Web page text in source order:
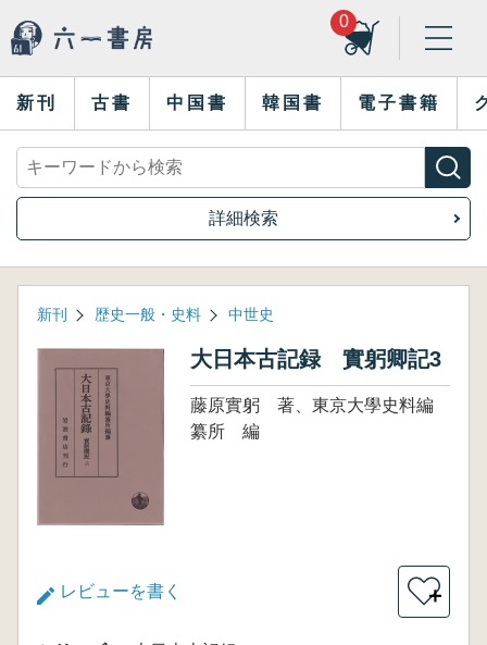
0
新刊 古書 中国書 韓国書 電子書籍
詳細検索
新刊 歴史一般・史料 中世史
大日本古記録 實躬卿記3
藤原實躬 著、東京大學史料編
纂所 編
レビューを書く ＋